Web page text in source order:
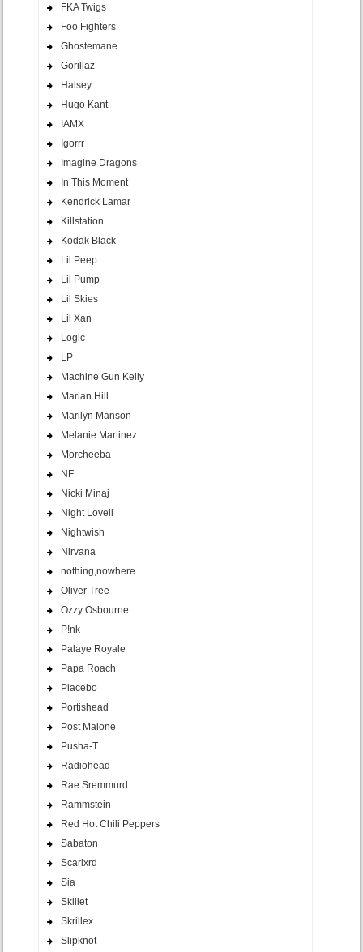
FKA Twigs
Foo Fighters
Ghostemane
Gorillaz
Halsey
Hugo Kant
IAMX
Igorrr
Imagine Dragons
In This Moment
Kendrick Lamar
Killstation
Kodak Black
Lil Peep
Lil Pump
Lil Skies
Lil Xan
Logic
LP
Machine Gun Kelly
Marian Hill
Marilyn Manson
Melanie Martinez
Morcheeba
NF
Nicki Minaj
Night Lovell
Nightwish
Nirvana
nothing,nowhere
Oliver Tree
Ozzy Osbourne
P!nk
Palaye Royale
Papa Roach
Placebo
Portishead
Post Malone
Pusha-T
Radiohead
Rae Sremmurd
Rammstein
Red Hot Chili Peppers
Sabaton
Scarlxrd
Sia
Skillet
Skrillex
Slipknot